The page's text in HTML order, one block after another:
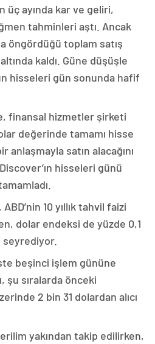
üç ayında kar ve geliri,
tahminleri aştı. Ancak
öngördüğü toplam satış
kaldı. Güne düşüşle
hisseleri gün sonunda hafif
finansal hizmetler şirketi
değerinde tamamı hisse
anlaşmayla satın alacağını
hisseleri günü
10 yıllık tahvil faizi
dolar endeksi de yüzde 0,1
seyrediyor.
beşinci işlem gününe
şu sıralarda önceki
2 bin 31 dolardan alıcı
yakından takip edilirken,